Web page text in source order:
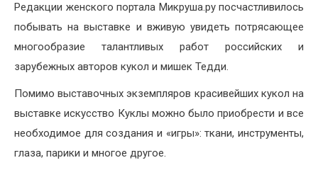
Редакции женского портала Микруша.ру посчастливилось
побывать на выставке и вживую увидеть потрясающее
многообразие талантливых работ российских и
зарубежных авторов кукол и мишек Тедди.
Помимо выставочных экземпляров красивейших кукол на
выставке искусство Куклы можно было приобрести и все
необходимое для создания и «игры»: ткани, инструменты,
глаза, парики и многое другое.